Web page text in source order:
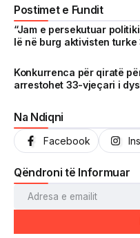
qytetare dhe zhvillimet
përditshme të
arritura në një kohë
kthyer në një zë të fortë
Postimet e Fundit
“Jam e persekutuar
lë në burg aktivisten
Konkurrenca për qiratë
arrestohet 33-vjeçari i
Na Ndiqni
Facebook
Qëndroni të Informuar